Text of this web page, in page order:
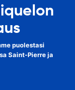
puolestasi
Saint-Pierre ja